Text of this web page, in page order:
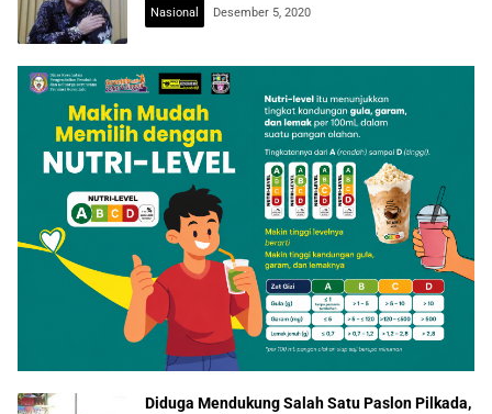
Nasional Desember 5, 2020
Diduga Mendukung Salah Satu Paslon Pilkada,